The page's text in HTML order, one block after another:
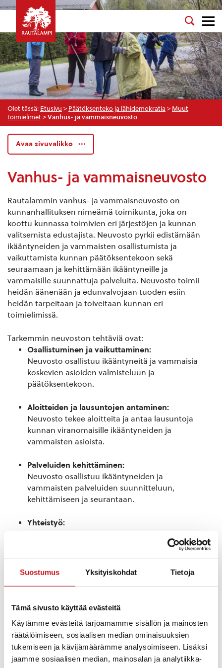
Suostumus Yksityiskohdat Tietoja
Tämä sivusto käyttää evästeitä
Käytämme evästeitä tarjoamamme sisällön ja mainosten
räätälöimiseen, sosiaalisen median ominaisuuksien
tukemiseen ja kävijämäärämme analysoimiseen. Lisäksi
jaamme sosiaalisen median, mainosalan ja analytiikka-
Olet tässä: Etusivu > Päätöksenteko ja lähidemokratia > Muut
toimielimet > Vanhus- ja vammaisneuvosto
Avaa sivuvalikko
Vanhus- ja vammaisneuvosto
Rautalammin vanhus- ja vammaisneuvosto on
kunnanhallituksen nimeämä toimikunta, joka on
koottu kunnassa toimivien eri järjestöjen ja kunnan
valitsemista edustajista. Neuvosto pyrkii edistämään
ikääntyneiden ja vammaisten osallistumista ja
vaikuttamista kunnan päätöksentekoon sekä
seuraamaan ja kehittämään ikääntyneille ja
vammaisille suunnattuja palveluita. Neuvosto toimii
heidän äänenään ja edunvalvojaan tuoden esiin
heidän tarpeitaan ja toiveitaan kunnan eri
toimielimissä.
Tarkemmin neuvoston tehtäviä ovat:
Osallistuminen ja vaikuttaminen:
Neuvosto osallistuu ikääntyneitä ja vammaisia
koskevien asioiden valmisteluun ja
päätöksentekoon.
Aloitteiden ja lausuntojen antaminen:
Neuvosto tekee aloitteita ja antaa lausuntoja
kunnan viranomaisille ikääntyneiden ja
vammaisten asioista.
Palveluiden kehittäminen:
Neuvosto osallistuu ikääntyneiden ja
vammaisten palveluiden suunnitteluun,
kehittämiseen ja seurantaan.
Yhteistyö:
viranomaisten ja muiden toimijoiden kanssa.
Tiedottaminen:
osallistua.
Ympäristön kehittäminen:
Neuvosto pyrkii vaikuttamaan siihen, että
kunnan ympäristö on esteetön ja turvallinen
ikääntyneille ja vammaisille.